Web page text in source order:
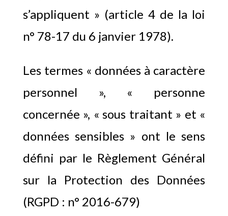
s’appliquent » (article 4 de la loi
n° 78-17 du 6 janvier 1978).
Les termes « données à caractère
personnel », « personne
concernée », « sous traitant » et «
données sensibles » ont le sens
défini par le Règlement Général
sur la Protection des Données
(RGPD : n° 2016-679)